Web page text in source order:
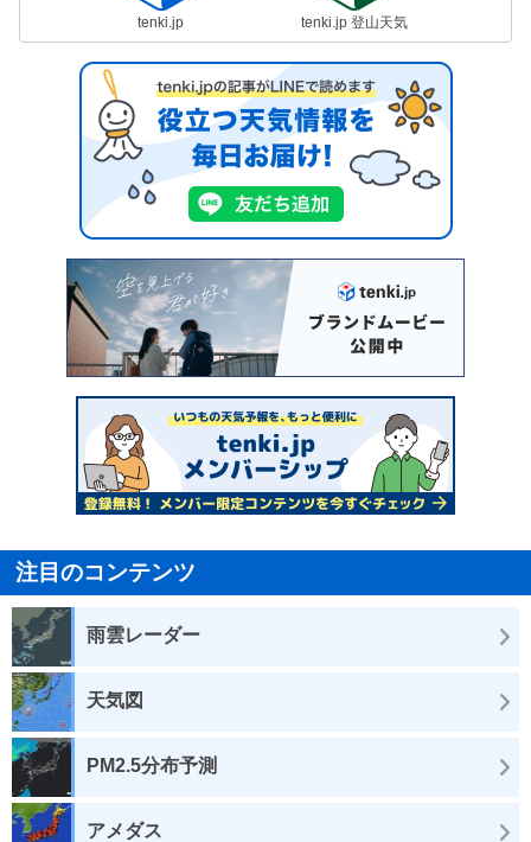
tenki.jp tenki.jp 登山天気
注目のコンテンツ
雨雲レーダー
天気図
PM2.5分布予測
アメダス